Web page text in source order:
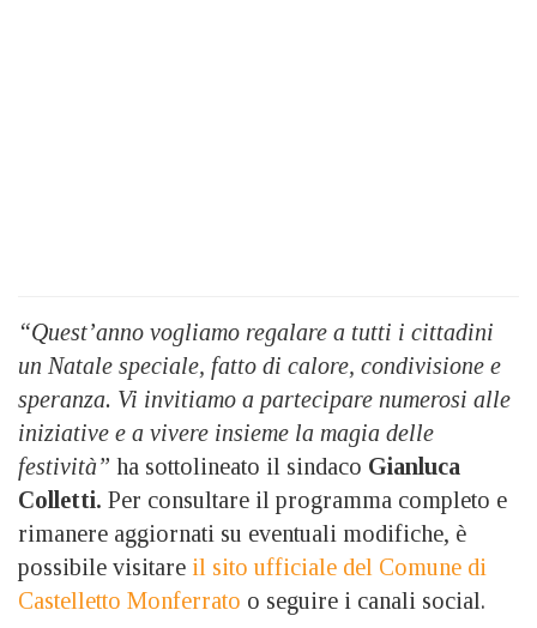
“Quest’anno vogliamo regalare a tutti i cittadini
un Natale speciale, fatto di calore, condivisione e
speranza. Vi invitiamo a partecipare numerosi alle
iniziative e a vivere insieme la magia delle
festività” ha sottolineato il sindaco Gianluca
Colletti. Per consultare il programma completo e
rimanere aggiornati su eventuali modifiche, è
possibile visitare il sito ufficiale del Comune di
Castelletto Monferrato o seguire i canali social.